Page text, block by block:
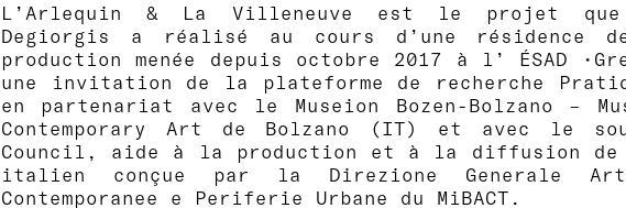
L’Arlequin & La Villeneuve est le projet
Degiorgis a réalisé au cours d’une résidence
production menée depuis octobre 2017 à l’ ÉSAD
une invitation de la plateforme de recherche
en partenariat avec le Museion Bozen-Bolzano –
Contemporary Art de Bolzano (IT) et avec le
Council, aide à la production et à la diffusion de
italien conçue par la Direzione Generale
Contemporanee e Periferie Urbane du MiBACT.